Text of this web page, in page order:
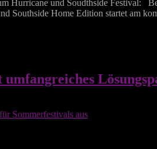
Hurricane und Soudthside Festival:
Southside Home Edition startet am